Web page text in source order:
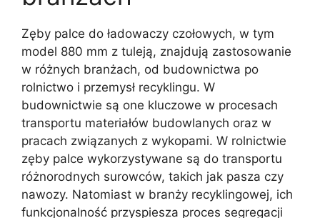
Zęby palce do ładowaczy czołowych, w tym
model 880 mm z tuleją, znajdują zastosowanie
w różnych branżach, od budownictwa po
rolnictwo i przemysł recyklingu. W
budownictwie są one kluczowe w procesach
transportu materiałów budowlanych oraz w
pracach związanych z wykopami. W rolnictwie
zęby palce wykorzystywane są do transportu
różnorodnych surowców, takich jak pasza czy
nawozy. Natomiast w branży recyklingowej, ich
funkcjonalność przyspiesza proces segregacji